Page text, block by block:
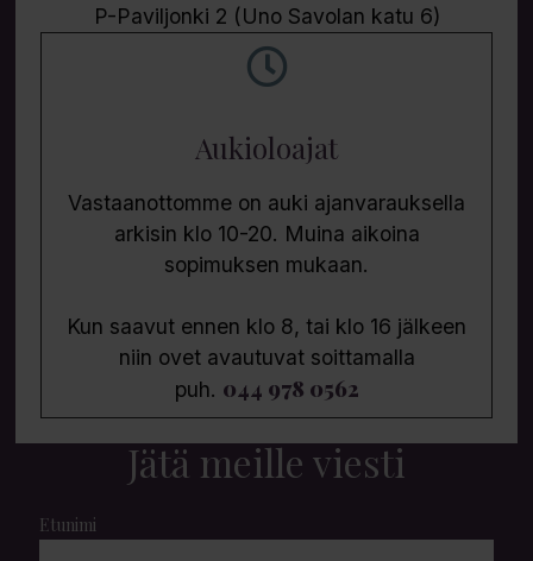
P-Paviljonki 2 (Uno Savolan katu 6)
Aukioloajat
Vastaanottomme on auki ajanvarauksella
arkisin klo 10-20. Muina aikoina
sopimuksen mukaan.
Kun saavut ennen klo 8, tai klo 16 jälkeen
niin ovet avautuvat soittamalla
puh. 044 978 0562
Jätä meille viesti
Etunimi